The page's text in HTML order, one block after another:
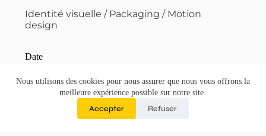
Nous utilisons des cookies pour nous assurer que nous vous offrons la
meilleure expérience possible sur notre site.
Accepter Refuser
Identité visuelle / Packaging / Motion
design
Date
Mars 2020
Motion design